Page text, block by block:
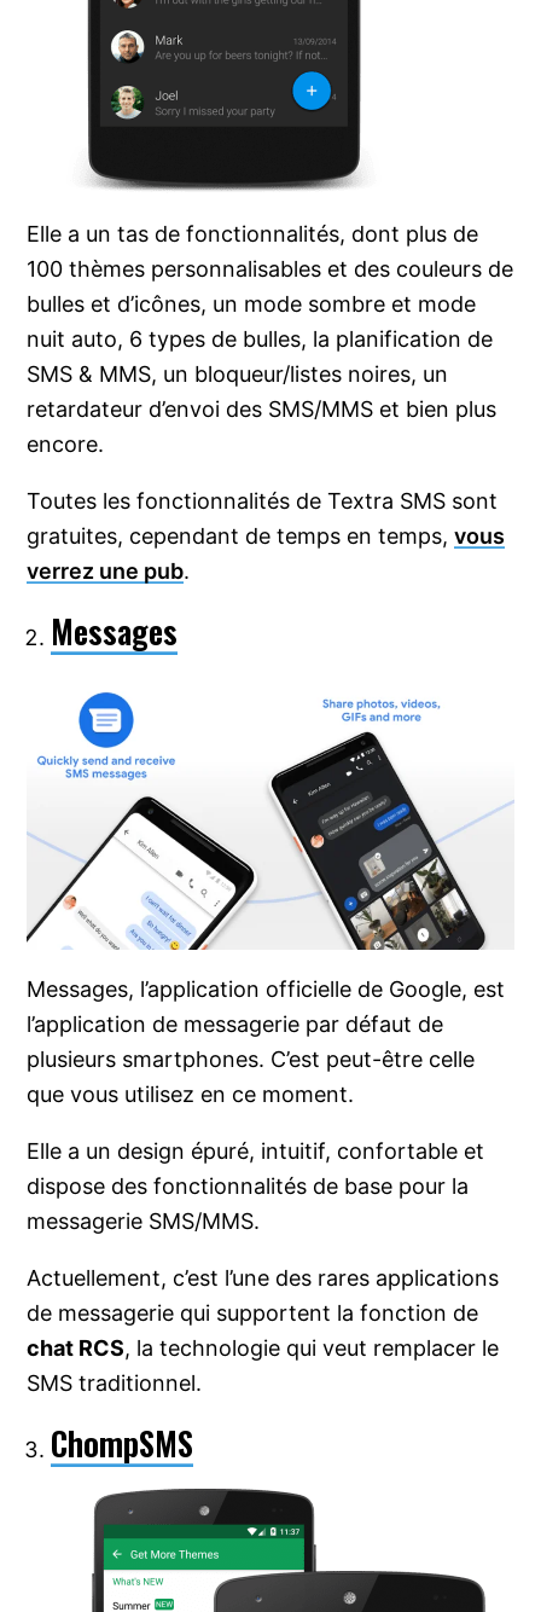
Elle a un tas de fonctionnalités, dont plus de
100 thèmes personnalisables et des couleurs de
bulles et d’icônes, un mode sombre et mode
nuit auto, 6 types de bulles, la planification de
SMS & MMS, un bloqueur/listes noires, un
retardateur d’envoi des SMS/MMS et bien plus
encore.
Toutes les fonctionnalités de Textra SMS sont
gratuites, cependant de temps en temps,vous
verrez une pub.
Messages
Messages, l’application officielle de Google, est
l’application de messagerie par défaut de
plusieurs smartphones. C’est peut-être celle
que vous utilisez en ce moment.
Elle a un design épuré, intuitif, confortable et
dispose des fonctionnalités de base pour la
messagerie SMS/MMS.
Actuellement, c’est l’une des rares applications
de messagerie qui supportent la fonction de
chat RCS, la technologie qui veut remplacer le
SMS traditionnel.
ChompSMS